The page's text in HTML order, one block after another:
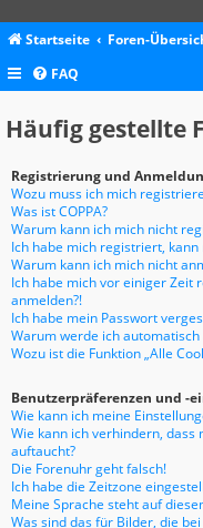
Startseite Foren-
FAQ
Häufig gestellte
Registrierung und
Wozu muss ich mich
Was ist COPPA?
Warum kann ich mich nicht
Ich habe mich registriert,
Warum kann ich mich nicht
Ich habe mich vor einiger Zeit
anmelden?!
Ich habe mein Passwort
Warum werde ich
Wozu ist die Funktion „Alle
Benutzerpräferenzen und -
Wie kann ich meine
Wie kann ich verhindern,
auftaucht?
Die Forenuhr geht falsch!
Ich habe die Zeitzone
Meine Sprache steht auf
Was sind das für Bilder, die